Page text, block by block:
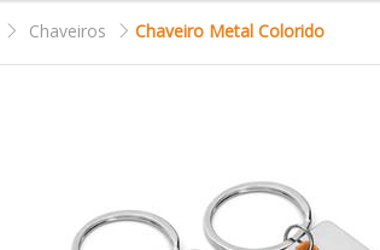
Chaveiros Chaveiro Metal Colorido